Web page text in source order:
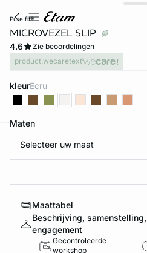
pure fit®
MICROVEZEL SLIP
4.6
Zie beoordelingen
product.wecaretext
kleur ecru
Maten
Selecteer uw maat
Maattabel
Beschrijving,
engagement
Gecontroleerde
workshop